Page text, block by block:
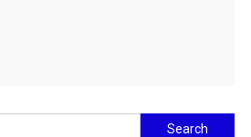
Search